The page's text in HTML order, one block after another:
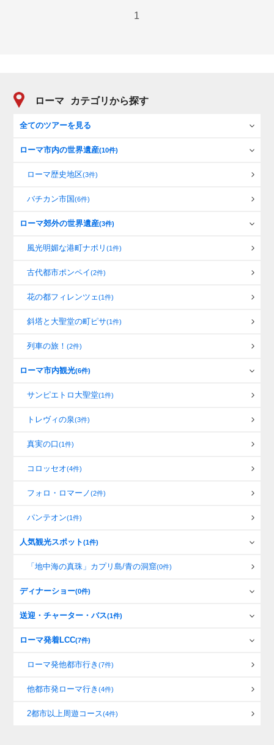
1
ローマ カテゴリから探す
全てのツアーを見る
ローマ市内の世界遺産(10件)
ローマ歴史地区(3件)
バチカン市国(6件)
ローマ郊外の世界遺産(3件)
風光明媚な港町ナポリ(1件)
古代都市ポンペイ(2件)
花の都フィレンツェ(1件)
斜塔と大聖堂の町ピサ(1件)
列車の旅！(2件)
ローマ市内観光(6件)
サンピエトロ大聖堂(1件)
トレヴィの泉(3件)
真実の口(1件)
コロッセオ(4件)
フォロ・ロマーノ(2件)
パンテオン(1件)
人気観光スポット(1件)
「地中海の真珠」カプリ島/青の洞窟(0件)
ディナーショー(0件)
送迎・チャーター・バス(1件)
ローマ発着LCC(7件)
ローマ発他都市行き(7件)
他都市発ローマ行き(4件)
2都市以上周遊コース(4件)